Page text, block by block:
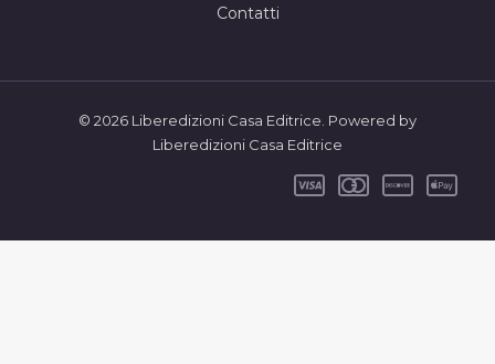
Contatti
© 2026 Liberedizioni Casa Editrice. Powered by
Liberedizioni Casa Editrice